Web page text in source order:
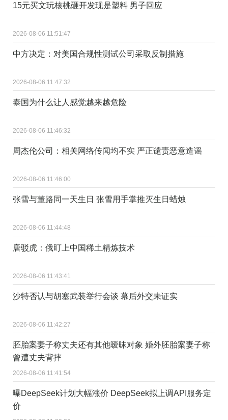
15元买文玩核桃砸开发现是塑料 男子回应
2026-08-06 11:51:47
中方决定：对美国合规性测试公司采取反制措施
2026-08-06 11:47:32
泰国为什么让人感觉越来越危险
2026-08-06 11:46:32
周杰伦公司：相关网络传闻均不实 严正谴责恶意造谣
2026-08-06 11:46:00
张雪与董路同一天生日 张雪用手掌推灭生日蜡烛
2026-08-06 11:44:48
唐驳虎：俄盯上中国稀土精炼技术
2026-08-06 11:43:41
沙特否认与胡塞武装举行会谈 幕后外交未证实
2026-08-06 11:42:27
胚胎案妻子称丈夫还有其他暧昧对象 婚外胚胎案妻子称
曾遭丈夫背摔
2026-08-06 11:41:54
曝DeepSeek计划大幅涨价 DeepSeek拟上调API服务定
价